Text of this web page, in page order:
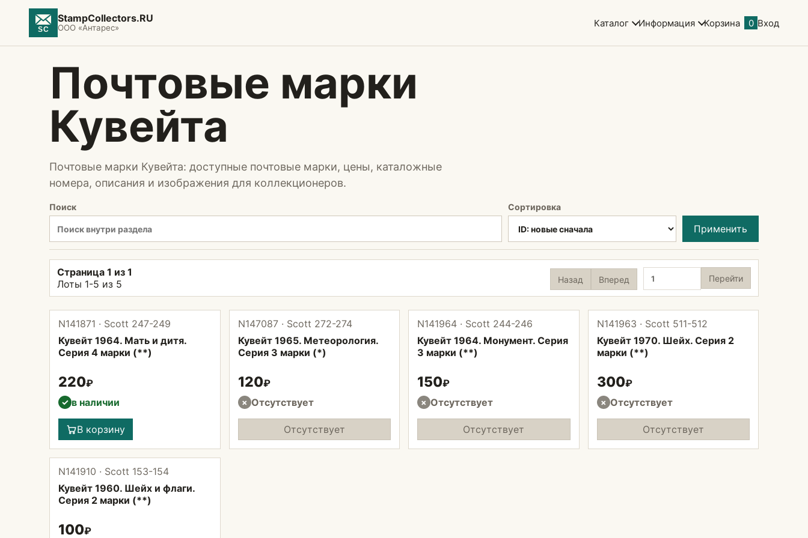
StampCollectors.RU
ООО «Антарес» Каталог Информация Корзина 0 Вход
Почтовые марки
Кувейта
Почтовые марки Кувейта: доступные почтовые марки, цены, каталожные
номера, описания и изображения для коллекционеров.
Поиск Сортировка
Применить
Страница 1 из 1
Лоты 1-5 из 5
Назад Вперед Перейти
N141871 · Scott 247-249
Кувейт 1964. Мать и дитя.
Серия 4 марки (**)
220₽
✓ в наличии
В корзину
N147087 · Scott 272-274
Кувейт 1965. Метеорология.
Серия 3 марки (*)
120₽
× Отсутствует
Отсутствует
N141964 · Scott 244-246
Кувейт 1964. Монумент. Серия
3 марки (**)
150₽
× Отсутствует
Отсутствует
N141963 · Scott 511-512
Кувейт 1970. Шейх. Серия 2
марки (**)
300₽
× Отсутствует
Отсутствует
N141910 · Scott 153-154
Кувейт 1960. Шейх и флаги.
Серия 2 марки (**)
100₽